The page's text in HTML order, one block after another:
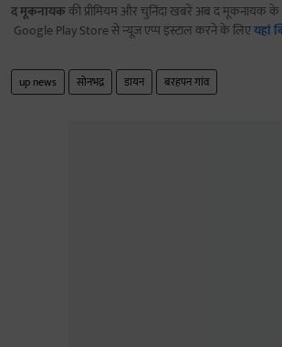
द मूकनायककी प्रीमियम और चुनिंदा खबरें अब द मूकनायक के
Google Play Store से न्यूज़ एप्प इंस्टाल करने के लिएयहां
up news सोनभद्र डायन बरहपन गांव